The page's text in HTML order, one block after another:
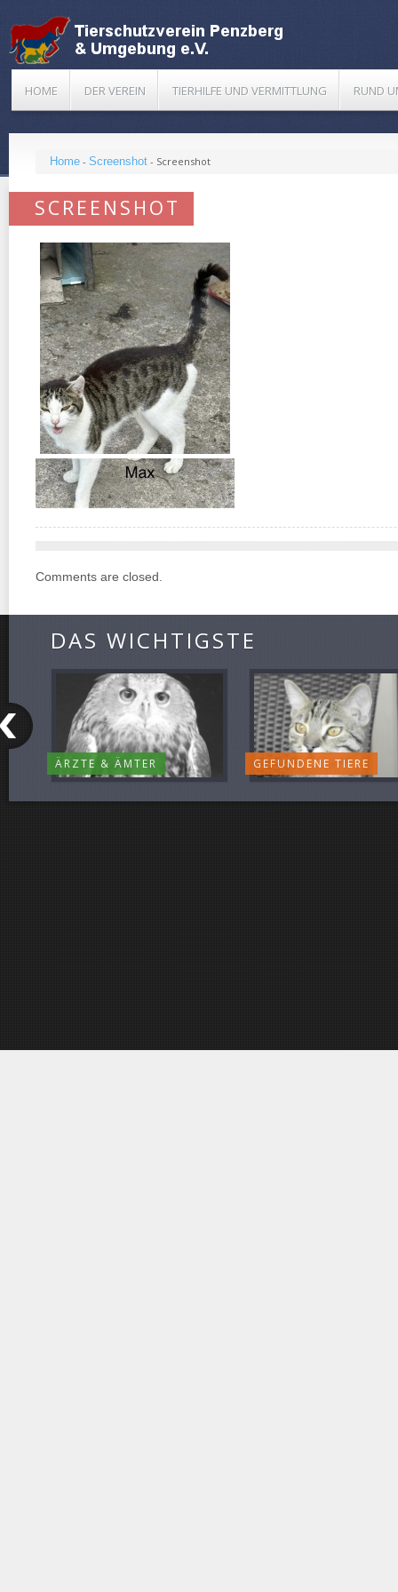
HOME DER VEREIN TIERHILFE UND VERMITTLUNG RUND
Home - Screenshot - Screenshot
SCREENSHOT
Comments are closed.
DAS WICHTIGSTE
ÄRZTE & ÄMTER GEFUNDENE TIERE